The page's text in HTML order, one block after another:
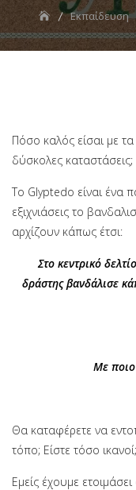
Εκπαίδευση
Πόσο καλός είσαι με τα
δύσκολες καταστάσεις;
Το Glyptedo είναι ένα
εξιχνιάσεις το
αρχίζουν κάπως έτσι:
Στο κεντρικό
δράστης βανδάλισε
Με ποιο
Θα καταφέρετε να
τόπο; Είστε τόσο ικανοί;
Εμείς έχουμε